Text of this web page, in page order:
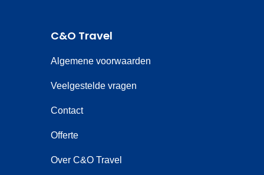
C&O Travel
Algemene voorwaarden
Veelgestelde vragen
Contact
Offerte
Over C&O Travel